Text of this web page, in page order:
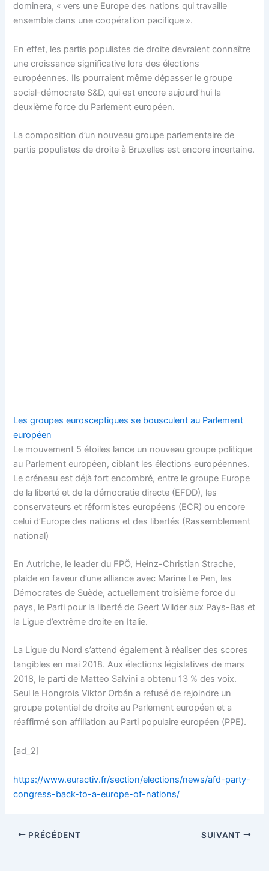
dominera, « vers une Europe des nations qui travaille
ensemble dans une coopération pacifique ».
En effet, les partis populistes de droite devraient connaître
une croissance significative lors des élections
européennes. Ils pourraient même dépasser le groupe
social-démocrate S&D, qui est encore aujourd’hui la
deuxième force du Parlement européen.
La composition d’un nouveau groupe parlementaire de
partis populistes de droite à Bruxelles est encore incertaine.
Les groupes eurosceptiques se bousculent au Parlement
européen
Le mouvement 5 étoiles lance un nouveau groupe politique
au Parlement européen, ciblant les élections européennes.
Le créneau est déjà fort encombré, entre le groupe Europe
de la liberté et de la démocratie directe (EFDD), les
conservateurs et réformistes européens (ECR) ou encore
celui d’Europe des nations et des libertés (Rassemblement
national)
En Autriche, le leader du FPÖ, Heinz-Christian Strache,
plaide en faveur d’une alliance avec Marine Le Pen, les
Démocrates de Suède, actuellement troisième force du
pays, le Parti pour la liberté de Geert Wilder aux Pays-Bas et
la Ligue d’extrême droite en Italie.
La Ligue du Nord s’attend également à réaliser des scores
tangibles en mai 2018. Aux élections législatives de mars
2018, le parti de Matteo Salvini a obtenu 13 % des voix.
Seul le Hongrois Viktor Orbán a refusé de rejoindre un
groupe potentiel de droite au Parlement européen et a
réaffirmé son affiliation au Parti populaire européen (PPE).
[ad_2]
https://www.euractiv.fr/section/elections/news/afd-party-
congress-back-to-a-europe-of-nations/
PRÉCÉDENT SUIVANT